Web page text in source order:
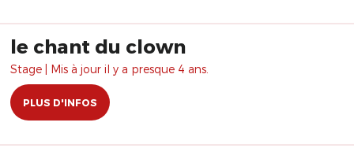
le chant du clown
Stage | Mis à jour il y a presque 4 ans.
PLUS D'INFOS